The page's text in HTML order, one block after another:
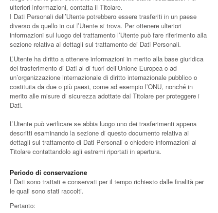
ulteriori informazioni, contatta il Titolare.
I Dati Personali dell’Utente potrebbero essere trasferiti in un paese
diverso da quello in cui l’Utente si trova. Per ottenere ulteriori
informazioni sul luogo del trattamento l’Utente può fare riferimento alla
sezione relativa ai dettagli sul trattamento dei Dati Personali.
L’Utente ha diritto a ottenere informazioni in merito alla base giuridica
del trasferimento di Dati al di fuori dell’Unione Europea o ad
un’organizzazione internazionale di diritto internazionale pubblico o
costituita da due o più paesi, come ad esempio l’ONU, nonché in
merito alle misure di sicurezza adottate dal Titolare per proteggere i
Dati.
L’Utente può verificare se abbia luogo uno dei trasferimenti appena
descritti esaminando la sezione di questo documento relativa ai
dettagli sul trattamento di Dati Personali o chiedere informazioni al
Titolare contattandolo agli estremi riportati in apertura.
Periodo di conservazione
I Dati sono trattati e conservati per il tempo richiesto dalle finalità per
le quali sono stati raccolti.
Pertanto: